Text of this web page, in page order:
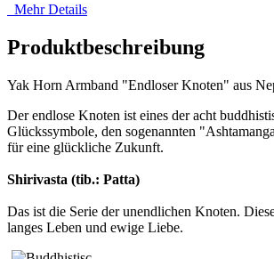
Mehr Details
Produktbeschreibung
Yak Horn Armband "Endloser Knoten" aus
Der endlose Knoten ist eines der acht
Glückssymbole, den sogenannten
für eine glückliche Zukunft.
Shirivasta (tib.: Patta)
Das ist die Serie der unendlichen Knoten.
langes Leben und ewige Liebe.